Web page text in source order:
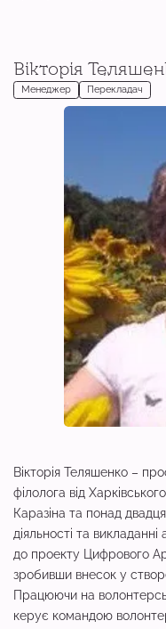
Вікторія
Менеджер Перекладач
Вікторія Теляшенко –
філолога від
Каразіна та понад
діяльності та
до проекту Цифрового
зробивши внесок у
Працюючи на
керує командою